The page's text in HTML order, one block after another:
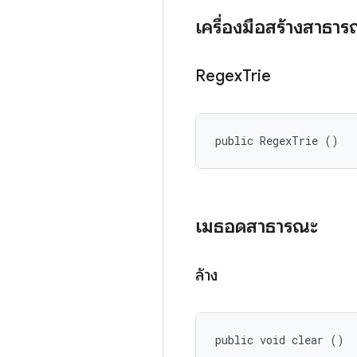
เครื่องมือสร้างสาธา
RegexTrie
public RegexTrie ()
เมธอดสาธารณะ
ล้าง
public void clear ()